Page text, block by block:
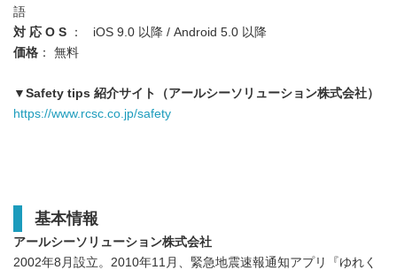
語
対 応 O S ： iOS 9.0 以降 / Android 5.0 以降
価格 ： 無料
▼Safety tips 紹介サイト（アールシーソリューション株式会社）
https://www.rcsc.co.jp/safety
基本情報
アールシーソリューション株式会社
2002年8月設立。2010年11月、緊急地震速報通知アプリ『ゆれく